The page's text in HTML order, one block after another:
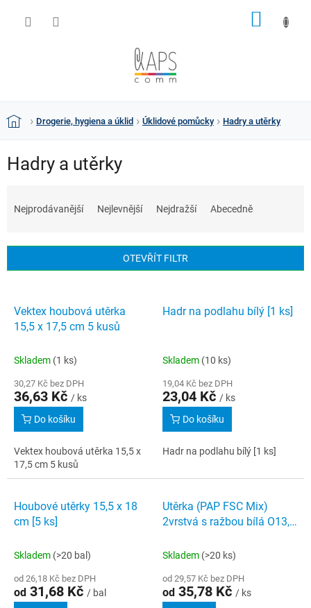
DomůDrogerie, hygiena a úklid Úklidové pomůcky Hadry a utěrky
Hadry a utěrky
í
Nejprodávanější Nejlevnější Nejdražší Abecedně
OTEVŘÍT FILTR
ů
Vektex houbová utěrka
15,5 x 17,5 cm 5 kusů
Skladem (1 ks)
30,27 Kč bez DPH
36,63 Kč / ks
Do košíku
Vektex houbová utěrka 15,5 x
17,5 cm 5 kusů
Hadr na podlahu bílý [1 ks]
Skladem (10 ks)
19,04 Kč bez DPH
23,04 Kč / ks
Do košíku
Hadr na podlahu bílý [1 ks]
Houbové utěrky 15,5 x 18
cm [5 ks]
Skladem (>20 bal)
od 26,18 Kč bez DPH
od 31,68 Kč / bal
Utěrka (PAP FSC Mix)
2vrstvá s ražbou bílá O13,5
Skladem (>20 ks)
od 29,57 Kč bez DPH
od 35,78 Kč / ks